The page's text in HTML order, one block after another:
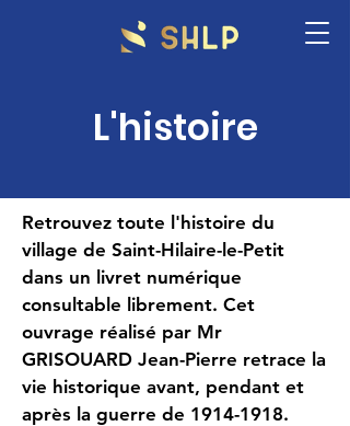
L'histoire
Retrouvez toute l'histoire du
village de Saint-Hilaire-le-Petit
dans un livret numérique
consultable librement. Cet
ouvrage réalisé par Mr
GRISOUARD Jean-Pierre retrace la
vie historique avant, pendant et
après la guerre de 1914-1918.